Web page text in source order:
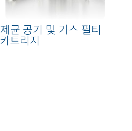
제균 공기 및 가스 필터
카트리지